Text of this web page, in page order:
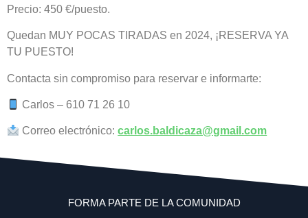
Precio: 450 €/puesto.
Quedan MUY POCAS TIRADAS en 2024, ¡RESERVA YA
TU PUESTO!
Contacta sin compromiso para reservar e informarte:
Carlos – 610 71 26 10
Correo electrónico:carlos.baldicaza@gmail.com
FORMA PARTE DE LA COMUNIDAD